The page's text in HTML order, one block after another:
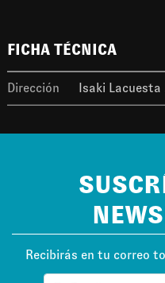
FICHA TÉCNICA
Dirección Isaki Lacuesta
Recibirás en tu correo